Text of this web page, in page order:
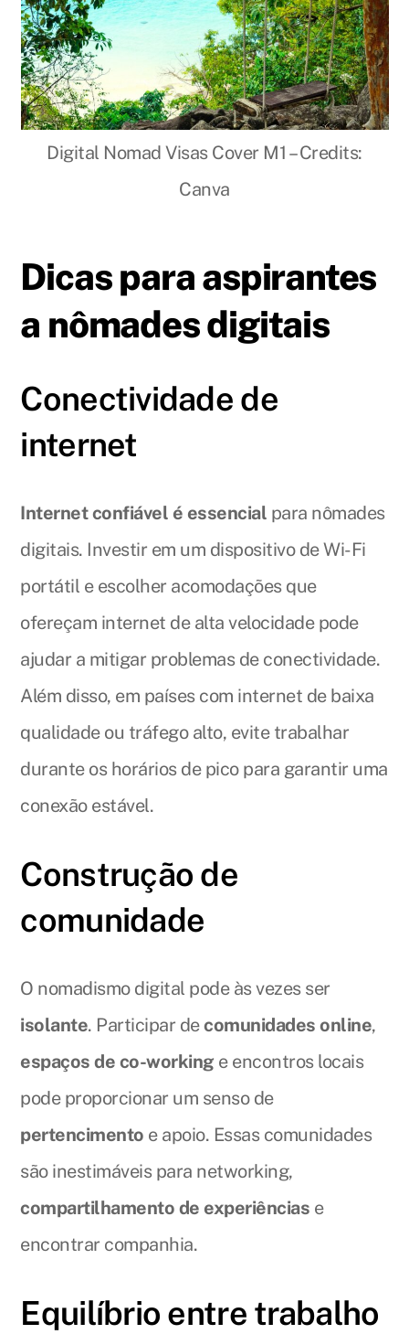
Digital Nomad Visas Cover M1 – Credits:
Canva
Dicas para aspirantes
a nômades digitais
Conectividade de
internet
Internet confiável é essencial para nômades
digitais. Investir em um dispositivo de Wi-Fi
portátil e escolher acomodações que
ofereçam internet de alta velocidade pode
ajudar a mitigar problemas de conectividade.
Além disso, em países com internet de baixa
qualidade ou tráfego alto, evite trabalhar
durante os horários de pico para garantir uma
conexão estável.
Construção de
comunidade
O nomadismo digital pode às vezes ser
isolante. Participar decomunidades online,
espaços de co-working e encontros locais
pode proporcionar um senso de
pertencimento e apoio. Essas comunidades
são inestimáveis para networking,
compartilhamento de experiências e
encontrar companhia.
Equilíbrio entre trabalho